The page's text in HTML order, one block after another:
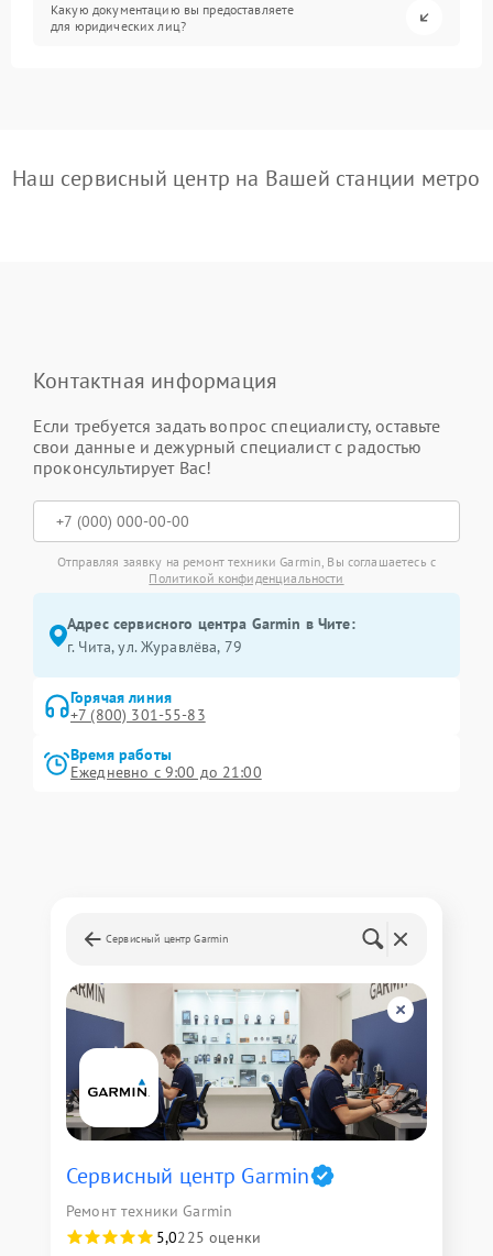
Какую документацию вы предоставляете
для юридических лиц?
Наш сервисный центр на Вашей станции метро
Контактная информация
Если требуется задать вопрос специалисту, оставьте
свои данные и дежурный специалист с радостью
проконсультирует Вас!
Отправляя заявку на ремонт техники Garmin, Вы соглашаетесь с
Политикой конфиденциальности
Адрес сервисного центра Garmin в Чите:
г. Чита, ул. Журавлёва, 79
Горячая линия
+7 (800) 301-55-83
Время работы
Ежедневно с 9:00 до 21:00
Сервисный центр Garmin
Сервисный центр Garmin
Ремонт техники Garmin
5,0225 оценки